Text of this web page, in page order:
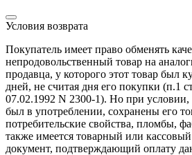
Условия возврата
Покупатель имеет право обменять
непродовольственный товар на
продавца, у которого этот товар был
дней, не считая дня его покупки (п.1
07.02.1992 N 2300-1). Но при условии,
был в употреблении, сохранены его
потребительские свойства, пломбы,
также имеется товарный или
документ, подтверждающий оплату